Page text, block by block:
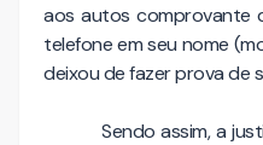
aos autos comprovante
telefone em seu nome
deixou de fazer prova de
Sendo assim, a